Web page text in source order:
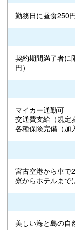
勤務日に昼食250
契約期間満了者に
円）
マイカー通勤可
交通費支給（規定
各種保険完備（加
宮古空港から車で
寮からホテルまで
美しい海と島の自